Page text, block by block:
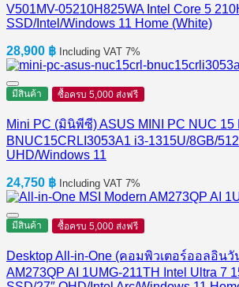
V501MV-05210H825WA Intel Core 5
SSD/Intel/Windows 11 Home (White)
28,900 ฿ Including VAT 7%
มีสินค้า ซื้อครบ 5,000 ส่งฟรี
Mini PC (มินิพีซี) ASUS MINI PC NUC 15
BNUC15CRLI3053A1 i3-1315U/8GB/
UHD/Windows 11
24,750 ฿ Including VAT 7%
มีสินค้า ซื้อครบ 5,000 ส่งฟรี
Desktop All-in-One (คอมพิวเตอร์ออลอินวั
AM273QP AI 1UMG-211TH Intel Ultra 7